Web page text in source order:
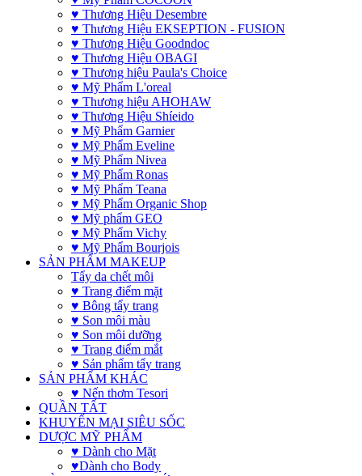
♥ Thương Hiệu Desembre
♥ Thương Hiệu EKSEPTION - FUSION
♥ Thương Hiệu Goodndoc
♥ Thương Hiệu OBAGI
♥ Thương hiệu Paula's Choice
♥ Mỹ Phẩm L'oreal
♥ Thương hiệu AHOHAW
♥ Thương Hiệu Shíeido
♥ Mỹ Phẩm Garnier
♥ Mỹ Phẩm Eveline
♥ Mỹ Phẩm Nivea
♥ Mỹ Phẩm Ronas
♥ Mỹ Phẩm Teana
♥ Mỹ Phẩm Organic Shop
♥ Mỹ phẩm GEO
♥ Mỹ Phẩm Vichy
♥ Mỹ Phẩm Bourjois
SẢN PHẨM MAKEUP
Tẩy da chết môi
♥ Trang điểm mặt
♥ Bông tẩy trang
♥ Son môi màu
♥ Son môi dưỡng
♥ Trang điểm mắt
♥ Sản phẩm tẩy trang
SẢN PHẨM KHÁC
♥ Nến thơm Tesori
QUẦN TẤT
KHUYẾN MẠI SIÊU SỐC
DƯỢC MỸ PHẨM
♥ Dành cho Mặt
♥Dành cho Body